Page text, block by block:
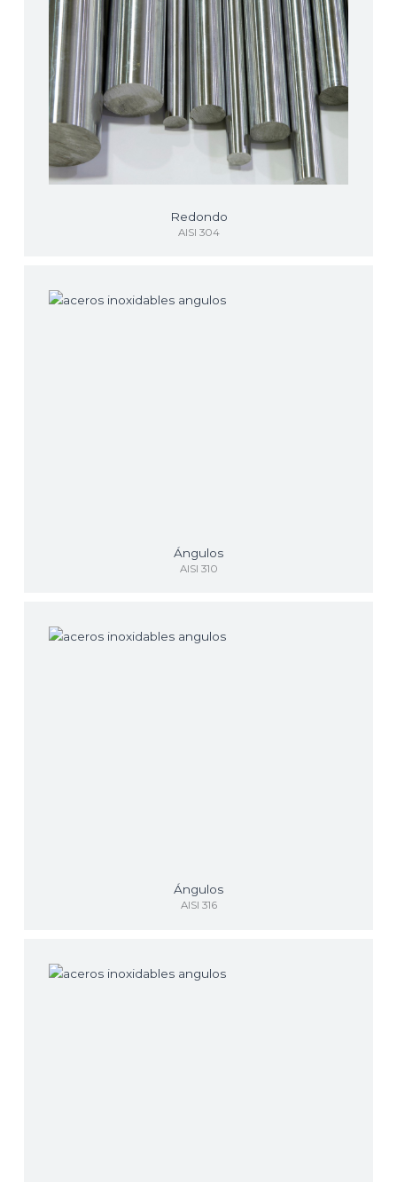
Redondo
AISI 304
Ángulos
AISI 310
Ángulos
AISI 316